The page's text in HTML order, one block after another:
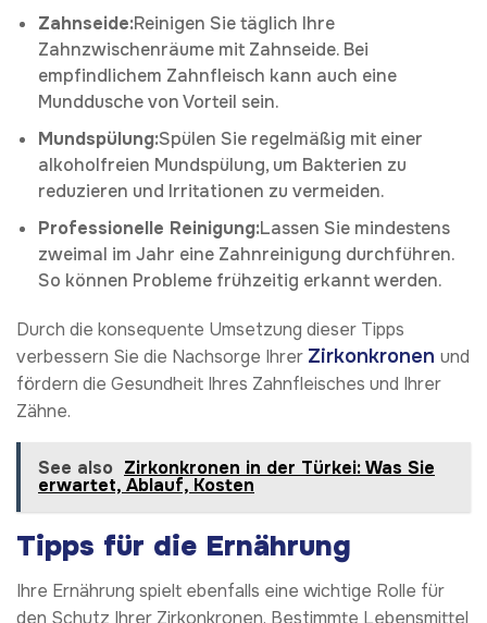
Zahnseide:Reinigen Sie täglich Ihre
Zahnzwischenräume mit Zahnseide. Bei
empfindlichem Zahnfleisch kann auch eine
Munddusche von Vorteil sein.
Mundspülung:Spülen Sie regelmäßig mit einer
alkoholfreien Mundspülung, um Bakterien zu
reduzieren und Irritationen zu vermeiden.
Professionelle Reinigung:Lassen Sie mindestens
zweimal im Jahr eine Zahnreinigung durchführen.
So können Probleme frühzeitig erkannt werden.
Durch die konsequente Umsetzung dieser Tipps
verbessern Sie die Nachsorge Ihrer Zirkonkronen und
fördern die Gesundheit Ihres Zahnfleisches und Ihrer
Zähne.
See also Zirkonkronen in der Türkei: Was Sie
erwartet, Ablauf, Kosten
Tipps für die Ernährung
Ihre Ernährung spielt ebenfalls eine wichtige Rolle für
den Schutz Ihrer Zirkonkronen. Bestimmte Lebensmittel